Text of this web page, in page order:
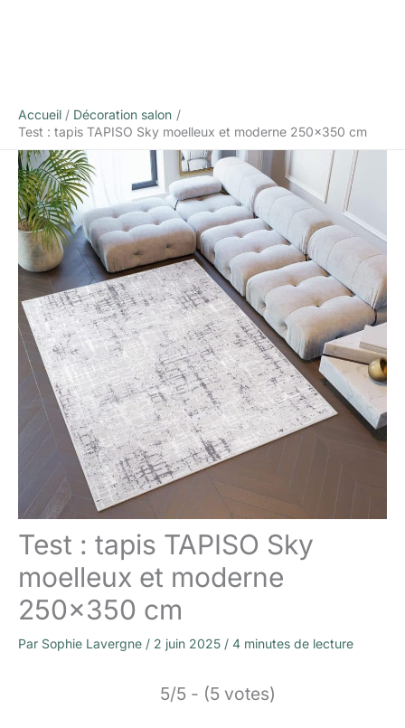
Accueil
Décoration salon
Test : tapis TAPISO Sky moelleux et moderne 250×350 cm
Test : tapis TAPISO Sky
moelleux et moderne
250×350 cm
Par Sophie Lavergne / 2 juin 2025 / 4 minutes de lecture
5/5 - (5 votes)